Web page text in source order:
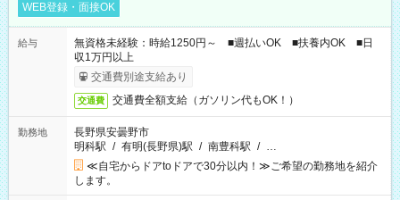
WEB登録・面接OK
給与
無資格未経験：時給1250円～ ■週払いOK ■扶養内OK ■日
収1万円以上
交通費別途支給あり
交通費 交通費全額支給（ガソリン代もOK！）
勤務地
長野県安曇野市
明科駅 / 有明(長野県)駅 / 南豊科駅 / …
≪自宅からドアtoドアで30分以内！≫ご希望の勤務地を紹介
します。